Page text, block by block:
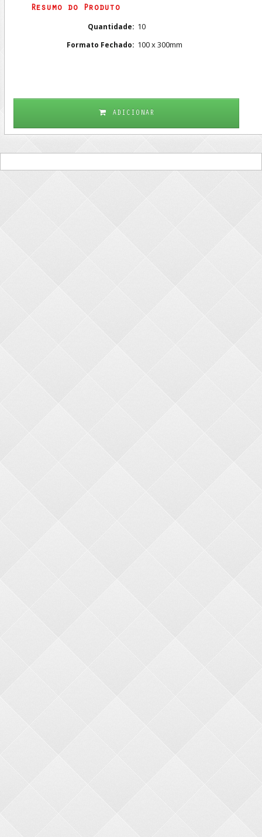
Resumo do Produto
Quantidade: 10
Formato Fechado: 100 x 300mm
ADICIONAR